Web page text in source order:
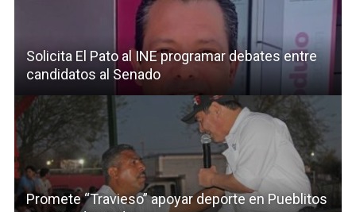
Solicita El Pato al INE programar debates entre
candidatos al Senado
Promete “Travieso” apoyar deporte en Pueblitos